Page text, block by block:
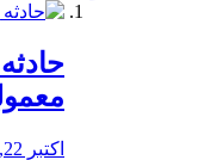
اکتبر 22, 2019